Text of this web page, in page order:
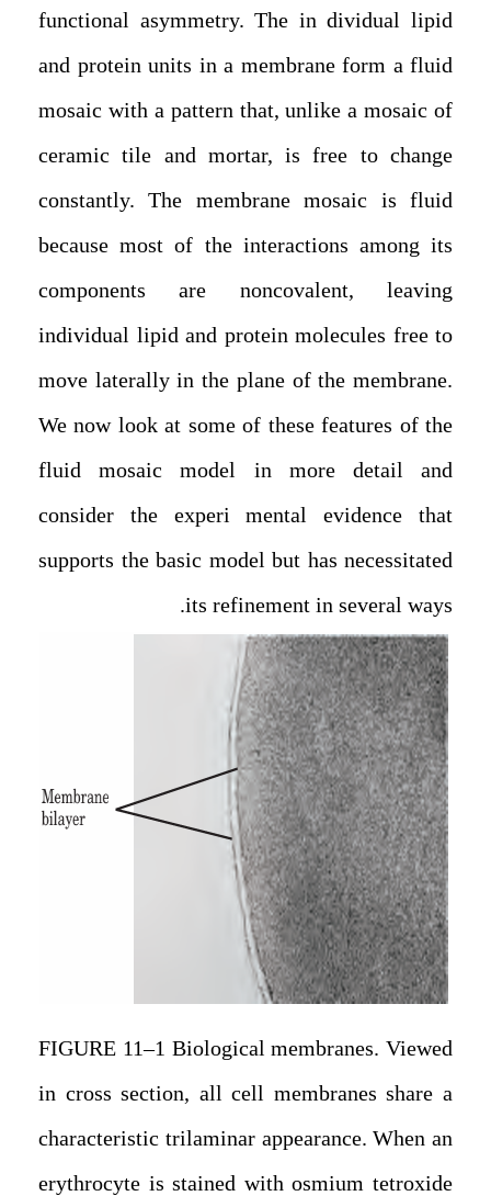
functional asymmetry. The in dividual lipid
and protein units in a membrane form a fluid
mosaic with a pattern that, unlike a mosaic of
ceramic tile and mortar, is free to change
constantly. The membrane mosaic is fluid
because most of the interactions among its
components are noncovalent, leaving
individual lipid and protein molecules free to
move laterally in the plane of the membrane.
We now look at some of these features of the
fluid mosaic model in more detail and
consider the experi mental evidence that
supports the basic model but has necessitated
its refinement in several ways.
FIGURE 11–1 Biological membranes. Viewed
in cross section, all cell membranes share a
characteristic trilaminar appearance. When an
erythrocyte is stained with osmium tetroxide